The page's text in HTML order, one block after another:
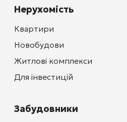
Нерухомість
Квартири
Новобудови
Житлові комплекси
Для інвестицій
Забудовники